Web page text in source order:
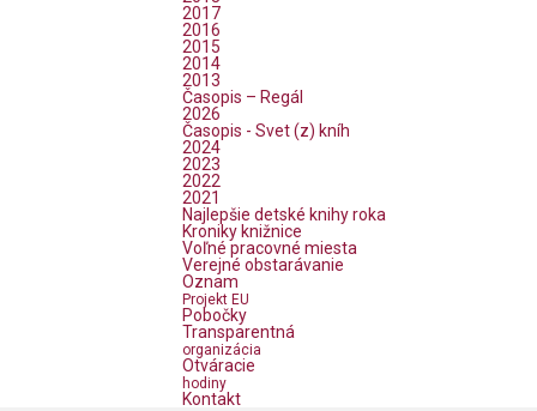
2017
2016
2015
2014
2013
Časopis – Regál
2026
Časopis - Svet (z) kníh
2024
2023
2022
2021
Najlepšie detské knihy roka
Kroniky knižnice
Voľné pracovné miesta
Verejné obstarávanie
Oznam
Projekt EU
Pobočky
Transparentná
organizácia
Otváracie
hodiny
Kontakt